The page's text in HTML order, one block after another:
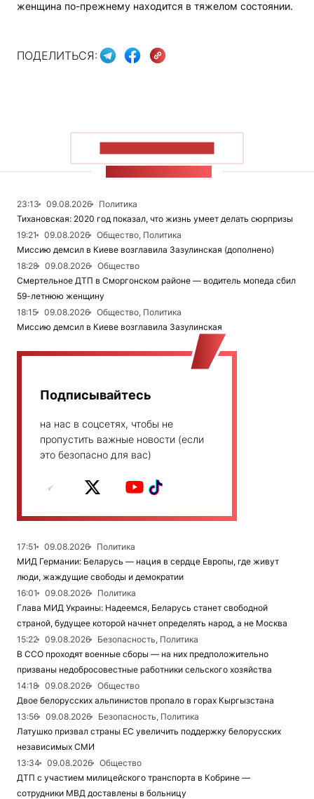
женщина по-прежнему находится в тяжелом состоянии.
ПОДЕЛИТЬСЯ:
23:13 09.08.2026
Политика
Тихановская: 2020 год показал, что жизнь умеет делать сюрпризы
19:21
09.08.2026
Общество, Политика
Миссию демсил в Киеве возглавила Зазулинская (дополнено)
18:28
09.08.2026
Общество
Смертельное ДТП в Сморгонском районе — водитель мопеда сбил
59-летнюю женщину
18:15
09.08.2026
Общество, Политика
Миссию демсил в Киеве возглавила Зазулинская
Подписывайтесь
на нас в соцсетях, чтобы не
пропустить важные новости (если
это безопасно для вас)
17:51 09.08.2026
Политика
МИД Германии: Беларусь — нация в сердце Европы, где живут
люди, жаждущие свободы и демократии
16:01
09.08.2026
Политика
Глава МИД Украины: Надеемся, Беларусь станет свободной
страной, будущее которой начнет определять народ, а не Москва
15:22
09.08.2026
Безопасность, Политика
В ССО проходят военные сборы — на них предположительно
призваны недобросовестные работники сельского хозяйства
14:18
09.08.2026
Общество
Двое белорусских альпинистов пропало в горах Кыргызстана
13:56
09.08.2026
Безопасность, Политика
Латушко призвал страны ЕС увеличить поддержку белорусских
независимых СМИ
13:34
09.08.2026
Общество
ДТП с участием милицейского транспорта в Кобрине —
сотрудники МВД доставлены в больницу